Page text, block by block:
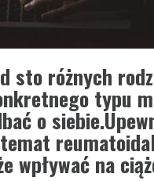
sto różnych
typu
o
wpływać na